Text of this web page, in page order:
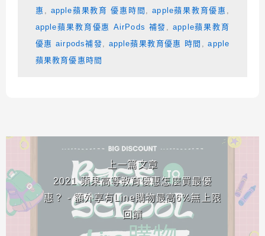
惠
apple蘋果教育 優惠時間 ,apple蘋果教育優惠
apple蘋果教育優惠 AirPods 補發
,apple蘋果教育
優惠 airpods補發
apple蘋果教育優惠 時間 ,apple
蘋果教育優惠時間
相連文章
上一篇文章
2021 蘋果高等教育優惠怎麼買最優
惠？ - 額外享有Line購物最高6%無上限
回饋